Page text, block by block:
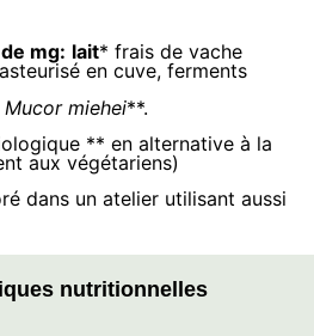
nutritionnelles
mg: lait* frais de vache
en cuve, ferments
Mucor miehei**.
** en alternative à la
aux végétariens)
dans un atelier utilisant aussi